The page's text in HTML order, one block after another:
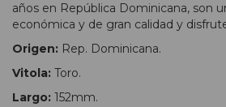
años en República Dominicana, son
económica y de gran calidad y
Origen: Rep. Dominicana.
Vitola: Toro.
Largo: 152mm.